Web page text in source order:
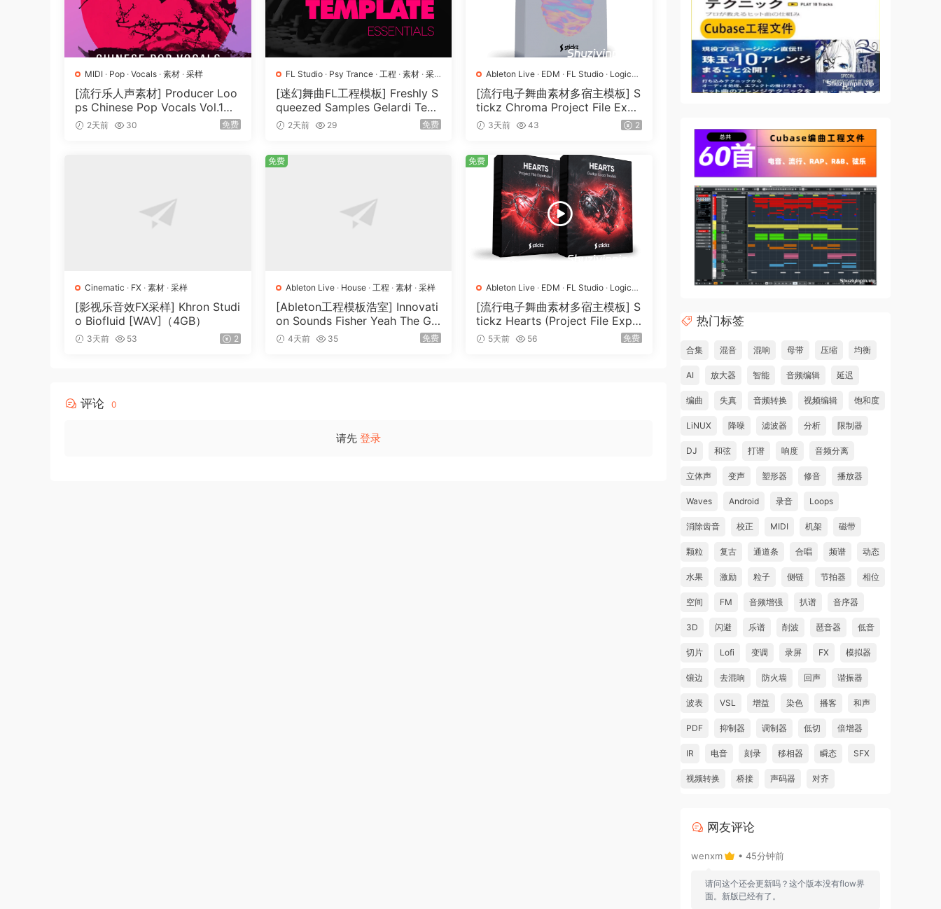
MIDI · Pop · Vocals · 素材 · 采样
[流行乐人声素材] Producer Loo
ps Chinese Pop Vocals Vol.1
[WAV, MiDi, REX]（3.21GB）
2天前 30 免费
FL Studio· Psy Trance· 工程 · 素材· 采
样
[迷幻舞曲FL工程模板] Freshly S
queezed Samples Gelardi Tem
plate Essentials Vol.1（54.7M
2天前 29 免费
Ableton Live · EDM · FL Studio · Logic
Pro· Pop·工程 ·素材· 采样
[流行电子舞曲素材多宿主模板] S
tickz Chroma Project File Expa
nsion（2.53GB）
3天前 43 2
Cinematic · FX · 素材 · 采样
[影视乐音效FX采样] Khron Studi
o Biofluid [WAV]（4GB）
3天前 53 2
Ableton Live· House· 工程 · 素材· 采样
[Ableton工程模板浩室] Innovati
on Sounds Fisher Yeah The Gir
ls (Rmv Remake)（135.25MB）
4天前 35 免费
免费
Ableton Live · EDM · FL Studio · Logic
Pro· MIDI ·Pop ·工程 ·素材 ·采样
[流行电子舞曲素材多宿主模板] S
tickz Hearts (Project File Expa
nsion) [多格式]（864.59MB）
5天前 56 免费
免费
评论 0
请先 登录
热门标签
合集 混音 混响 母带 压缩 均衡
AI 放大器 智能 音频编辑 延迟
编曲 失真 音频转换 视频编辑 饱和度
LiNUX 降噪 滤波器 分析 限制器
DJ 和弦 打谱 响度 音频分离
立体声 变声 塑形器 修音 播放器
Waves Android 录音 Loops
消除齿音 校正 MIDI 机架 磁带
颗粒 复古 通道条 合唱 频谱 动态
水果 激励 粒子 侧链 节拍器 相位
空间 FM 音频增强 扒谱 音序器
3D 闪避 乐谱 削波 琶音器 低音
切片 Lofi 变调 录屏 FX 模拟器
镶边 去混响 防火墙 回声 谐振器
波表 VSL 增益 染色 播客 和声
PDF 抑制器 调制器 低切 倍增器
IR 电音 刻录 移相器 瞬态 SFX
视频转换 桥接 声码器 对齐
网友评论
wenxm • 45分钟前
请问这个还会更新吗？这个版本没有flow界
面。新版已经有了。